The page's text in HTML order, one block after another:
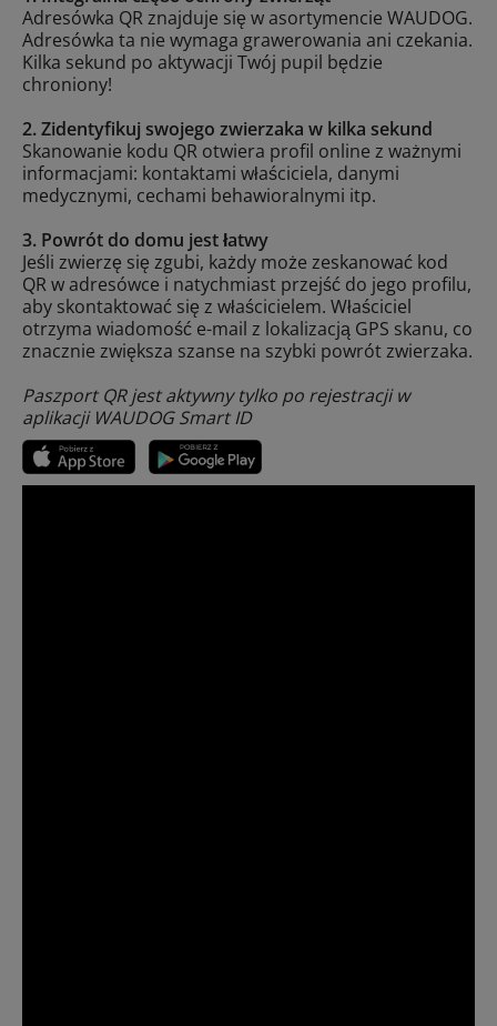
Adresówka QR znajduje się w asortymencie WAUDOG.
Adresówka ta nie wymaga grawerowania ani czekania.
Kilka sekund po aktywacji Twój pupil będzie
chroniony!
2. Zidentyfikuj swojego zwierzaka w kilka sekund
Skanowanie kodu QR otwiera profil online z ważnymi
informacjami: kontaktami właściciela, danymi
medycznymi, cechami behawioralnymi itp.
3. Powrót do domu jest łatwy
Jeśli zwierzę się zgubi, każdy może zeskanować kod
QR w adresówce i natychmiast przejść do jego profilu,
aby skontaktować się z właścicielem. Właściciel
otrzyma wiadomość e-mail z lokalizacją GPS skanu, co
znacznie zwiększa szanse na szybki powrót zwierzaka.
Paszport QR jest aktywny tylko po rejestracji w
aplikacji WAUDOG Smart ID